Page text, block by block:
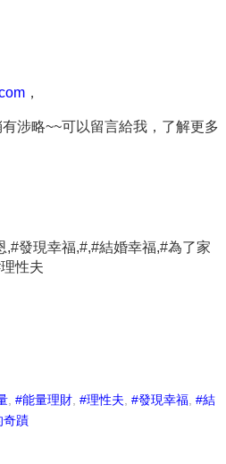
，
涉略~~可以留言給我，了解更多
,#發現幸福,#,#結婚幸福,#為了家
理性夫
#能量理財 #理性夫 #發現幸福 #結
奇蹟